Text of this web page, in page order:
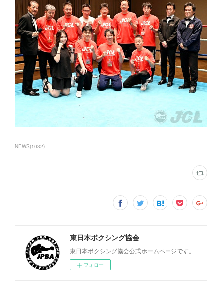
NEWS(1032)
東日本ボクシング協会
東日本ボクシング協会公式ホームページです。
フォロー